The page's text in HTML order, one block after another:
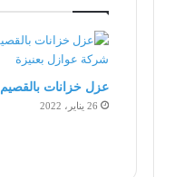
عزل خزانات بالقصيم
26 يناير، 2022